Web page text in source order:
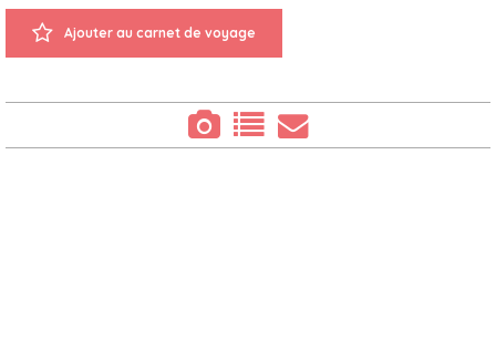
Ajouter au carnet de voyage